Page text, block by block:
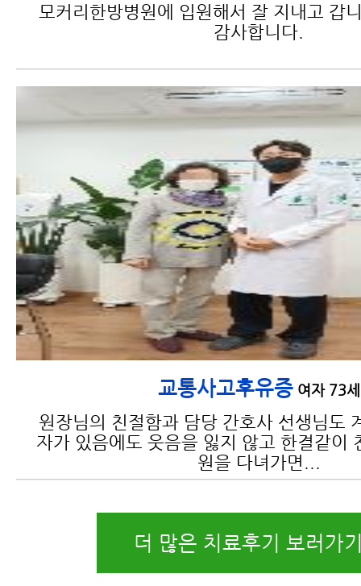
모커리한방병원에 입원해서 잘 지내고 갑
감사합니다.
교통사고후유증여자 73세
원장님의 친절함과 담당 간호사 선생님도
자가 있음에도 웃음을 잃지 않고 한결같이
원을 다녀가면...
더 많은 치료후기 보러가